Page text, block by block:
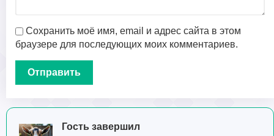
Сохранить моё имя, email и адрес сайта в этом
браузере для последующих моих комментариев.
Гость завершил